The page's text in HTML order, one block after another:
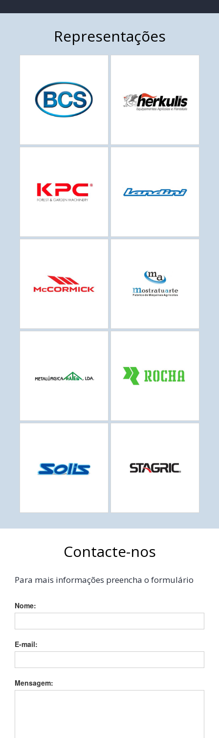
Representações
Contacte-nos
Para mais informações preencha o formulário
Nome:
E-mail:
Mensagem: